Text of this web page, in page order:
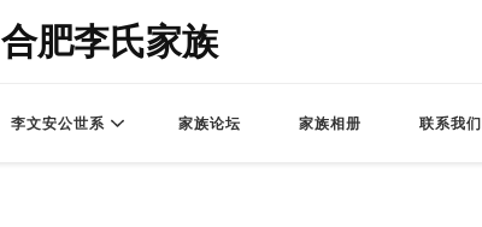
合肥李氏家族
李文安公世系 家族论坛 家族相册 联系我们